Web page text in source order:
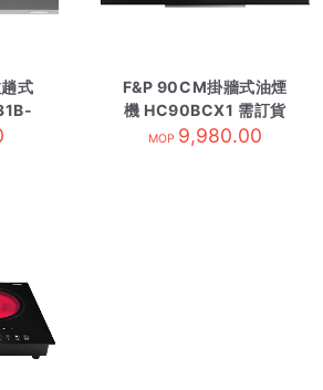
式
F&P 90CM掛牆式油煙
機 HC90BCX1 需訂貨
MOP 9,980.00